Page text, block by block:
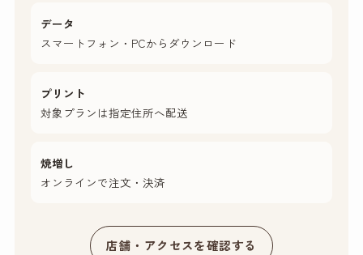
データ
スマートフォン・PCからダウンロード
プリント
対象プランは指定住所へ配送
焼増し
オンラインで注文・決済
店舗・アクセスを確認する